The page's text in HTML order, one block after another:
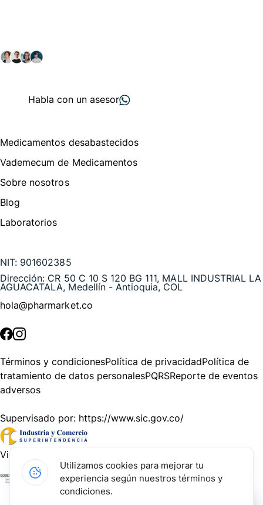
Habla con un asesor
Medicamentos desabastecidos
Vademecum de Medicamentos
Sobre nosotros
Blog
Laboratorios
NIT: 901602385
Dirección: CR 50 C 10 S 120 BG 111, MALL INDUSTRIAL LA
AGUACATALA, Medellín - Antioquia, COL
hola@pharmarket.co
Términos y condicionesPolítica de privacidadPolítica de
tratamiento de datos personalesPQRSReporte de eventos
adversos
Supervisado por: https://www.sic.gov.co/
Vigilado por:
Gracias a nuestros impulsadores, podemos presentarte la
Utilizamos cookies para mejorar tu
experiencia según nuestros términos y
condiciones.